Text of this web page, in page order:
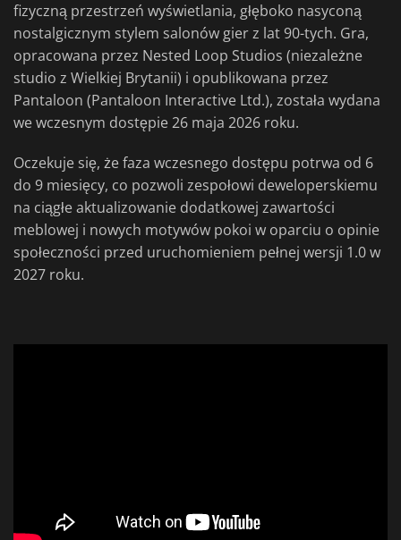
fizyczną przestrzeń wyświetlania, głęboko nasyconą
nostalgicznym stylem salonów gier z lat 90-tych. Gra,
opracowana przez Nested Loop Studios (niezależne
studio z Wielkiej Brytanii) i opublikowana przez
Pantaloon (Pantaloon Interactive Ltd.), została wydana
we wczesnym dostępie 26 maja 2026 roku.
Oczekuje się, że faza wczesnego dostępu potrwa od 6
do 9 miesięcy, co pozwoli zespołowi deweloperskiemu
na ciągłe aktualizowanie dodatkowej zawartości
meblowej i nowych motywów pokoi w oparciu o opinie
społeczności przed uruchomieniem pełnej wersji 1.0 w
2027 roku.